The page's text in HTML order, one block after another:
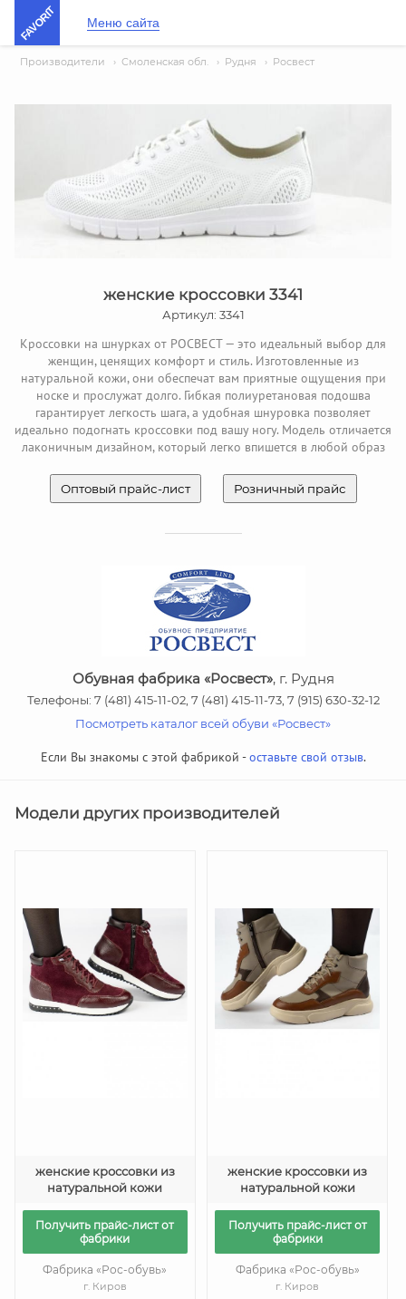
FAVORIT Меню сайта
Производители › Смоленская обл. › Рудня › Росвест
женские кроссовки 3341
Артикул: 3341
Кроссовки на шнурках от РОСВЕСТ — это идеальный выбор для
женщин, ценящих комфорт и стиль. Изготовленные из
натуральной кожи, они обеспечат вам приятные ощущения при
носке и прослужат долго. Гибкая полиуретановая подошва
гарантирует легкость шага, а удобная шнуровка позволяет
идеально подогнать кроссовки под вашу ногу. Модель отличается
лаконичным дизайном, который легко впишется в любой образ
Оптовый прайс-лист Розничный прайс
Обувная фабрика «Росвест», г. Рудня
Телефоны: 7 (481) 415-11-02, 7 (481) 415-11-73, 7 (915) 630-32-12
Посмотреть каталог всей обуви «Росвест»
Если Вы знакомы с этой фабрикой -оставьте свой отзыв.
Модели других производителей
женские кроссовки из
натуральной кожи
Получить прайс-лист от
фабрики
Фабрика «Рос-обувь»
г. Киров
женские кроссовки из
натуральной кожи
Получить прайс-лист от
фабрики
Фабрика «Рос-обувь»
г. Киров